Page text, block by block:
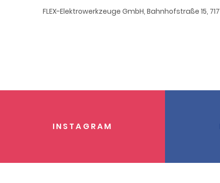
FLEX-Elektrowerkzeuge GmbH, Bahnhofstraße 15,
INSTAGRAM